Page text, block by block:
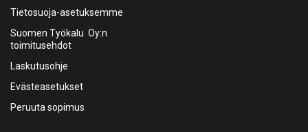
Tietosuoja-asetuksemme
Suomen Työkalu Oy:n
toimitusehdot
Laskutusohje
Evästeasetukset
Peruuta sopimus